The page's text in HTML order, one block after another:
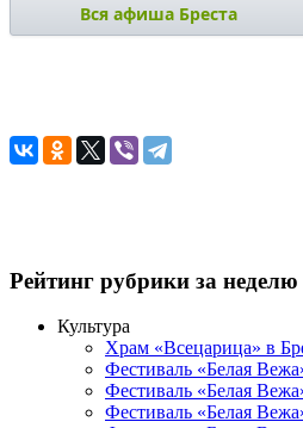
Вся афиша Бреста
Рейтинг рубрики за неделю
Культура
Храм «Всецарица» в
Фестиваль «Белая
Фестиваль «Белая
Фестиваль «Белая